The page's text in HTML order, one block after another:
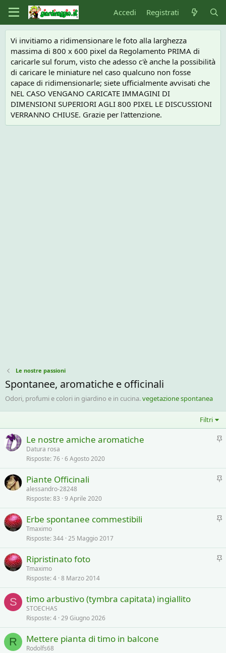
Accedi Registrati
Vi invitiamo a ridimensionare le foto alla larghezza
massima di 800 x 600 pixel da Regolamento PRIMA di
caricarle sul forum, visto che adesso c'è anche la possibilità
di caricare le miniature nel caso qualcuno non fosse
capace di ridimensionarle; siete ufficialmente avvisati che
NEL CASO VENGANO CARICATE IMMAGINI DI
DIMENSIONI SUPERIORI AGLI 800 PIXEL LE DISCUSSIONI
VERRANNO CHIUSE. Grazie per l'attenzione.
Le nostre passioni
Spontanee, aromatiche e officinali
Odori, profumi e colori in giardino e in cucina.vegetazione spontanea
Filtri
I
v
i
z
Le nostre amiche aromatiche
Datura rosa
Risposte 76 6 Agosto 2020
I
v
i
z
Piante Officinali
alessandro-28248
Risposte 83 9 Aprile 2020
I
v
i
Erbe spontanee commestibili
Tmaximo
Risposte 344 25 Maggio 2017
I
v
Ripristinato foto
Tmaximo
Risposte 4 8 Marzo 2014
S timo arbustivo (tymbra capitata) ingiallito
STOECHAS
Risposte 4 29 Giugno 2026
R Mettere pianta di timo in balcone
Rodolfs68